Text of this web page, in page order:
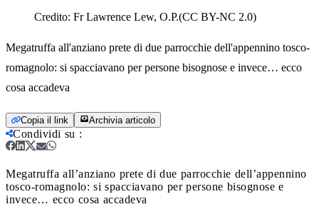
Credito: Fr Lawrence Lew, O.P.(CC BY-NC 2.0)
Megatruffa all'anziano prete di due parrocchie dell'appennino tosco-
romagnolo: si spacciavano per persone bisognose e invece… ecco
cosa accadeva
Copia il link Archivia articolo
Condividi su :
Megatruffa all’anziano prete di due parrocchie dell’appennino
tosco-romagnolo: si spacciavano per persone bisognose e
invece… ecco cosa accadeva